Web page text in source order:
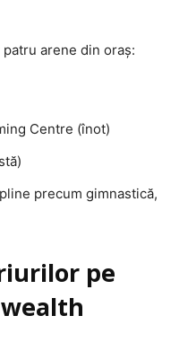
arene din oraș:
Centre (înot)
precum gimnastică,
pe